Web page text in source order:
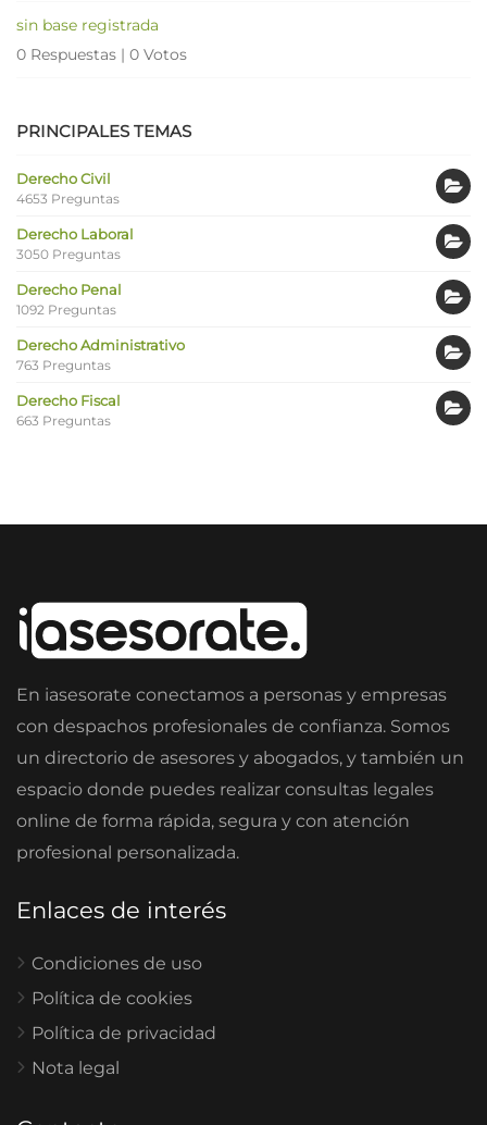
sin base registrada
0 Respuestas | 0 Votos
PRINCIPALES TEMAS
Derecho Civil
4653 Preguntas
Derecho Laboral
3050 Preguntas
Derecho Penal
1092 Preguntas
Derecho Administrativo
763 Preguntas
Derecho Fiscal
663 Preguntas
En iasesorate conectamos a personas y empresas
con despachos profesionales de confianza. Somos
un directorio de asesores y abogados, y también un
espacio donde puedes realizar consultas legales
online de forma rápida, segura y con atención
profesional personalizada.
Enlaces de interés
Condiciones de uso
Política de cookies
Política de privacidad
Nota legal